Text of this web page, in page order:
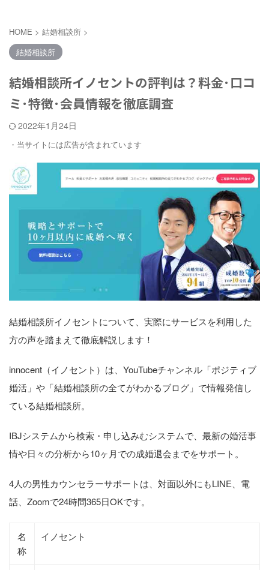
HOME > 結婚相談所 >
結婚相談所
結婚相談所イノセントの評判は？料金･口コ
ミ･特徴･会員情報を徹底調査
2022年1月24日
・当サイトには広告が含まれています
結婚相談所イノセントについて、実際にサービスを利用した
方の声を踏まえて徹底解説します！
innocent（イノセント）は、YouTubeチャンネル「ポジティブ
婚活」や「結婚相談所の全てがわかるブログ」で情報発信し
ている結婚相談所。
IBJシステムから検索・申し込みむシステムで、最新の婚活事
情や日々の分析から10ヶ月での成婚退会までをサポート。
4人の男性カウンセラーサポートは、対面以外にもLINE、電
話、Zoomで24時間365日OKです。
名
称
イノセント